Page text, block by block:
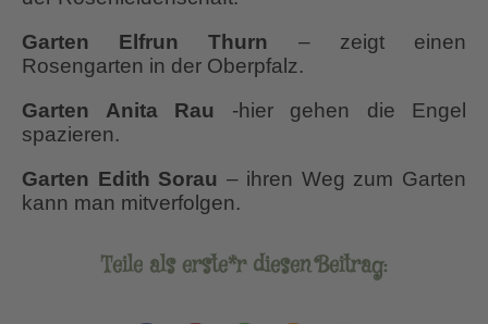
Garten Elfrun Thurn – zeigt einen
Rosengarten in der Oberpfalz.
Garten Anita Rau -hier gehen die Engel
spazieren.
Garten Edith Sorau – ihren Weg zum Garten
kann man mitverfolgen.
Teile als erste*r diesen Beitrag: